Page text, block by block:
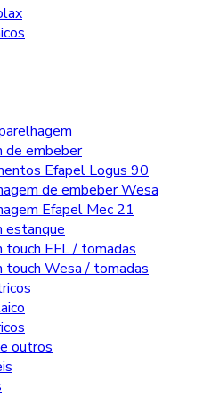
de embeber
Efapel Logus 90
de embeber Wesa
Efapel Mec 21
estanque
touch EFL / tomadas
touch Wesa / tomadas
outros